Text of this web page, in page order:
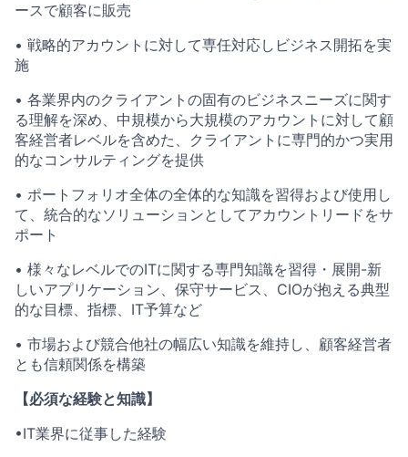
ースで顧客に販売
• 戦略的アカウントに対して専任対応しビジネス開拓を実
施
• 各業界内のクライアントの固有のビジネスニーズに関す
る理解を深め、中規模から大規模のアカウントに対して顧
客経営者レベルを含めた、クライアントに専門的かつ実用
的なコンサルティングを提供
• ポートフォリオ全体の全体的な知識を習得および使用し
て、統合的なソリューションとしてアカウントリードをサ
ポート
• 様々なレベルでのITに関する専門知識を習得・展開-新
しいアプリケーション、保守サービス、CIOが抱える典型
的な目標、指標、IT予算など
• 市場および競合他社の幅広い知識を維持し、顧客経営者
とも信頼関係を構築
【必須な経験と知識】
•IT業界に従事した経験